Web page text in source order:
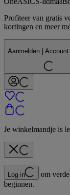
Profiteer van gratis
kortingen en meer
Aanmelden |
Je winkelmandje is
Log in
om
beginnen.